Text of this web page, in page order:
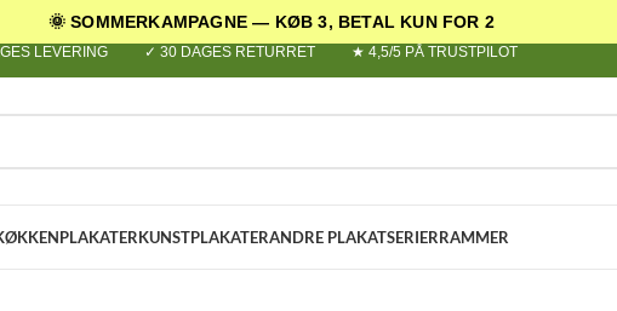
🌞 SOMMERKAMPAGNE — KØB 3, BETAL KUN FOR 2
LEVERING ✓ 30 DAGES RETURRET ★ 4,5/5 PÅ TRUSTPILOT
KUNSTPLAKATERANDRE PLAKATSERIERRAMMER